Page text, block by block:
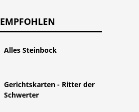
EMPFOHLEN
Alles Steinbock
Gerichtskarten - Ritter der
Schwerter